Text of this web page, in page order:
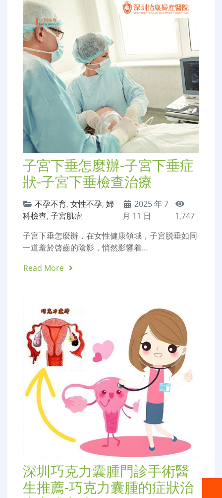
子宮下垂怎麼辦-子宮下垂症
狀-子宮下垂檢查治療
不孕不育, 女性不孕, 婦
科檢查, 子宮肌瘤
2025 年 7
月 11 日
1,747
子宮下垂怎麼辦，在女性健康領域，子宮脱垂如同
一道羞於啓齒的陰影，悄然影響着…
Read More
深圳巧克力囊腫門診手術醫
生推薦-巧克力囊腫的症狀治